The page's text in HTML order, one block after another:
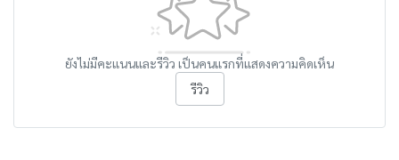
ยังไม่มีคะแนนและรีวิว เป็นคนแรกที่แสดงความคิดเห็น
รีวิว